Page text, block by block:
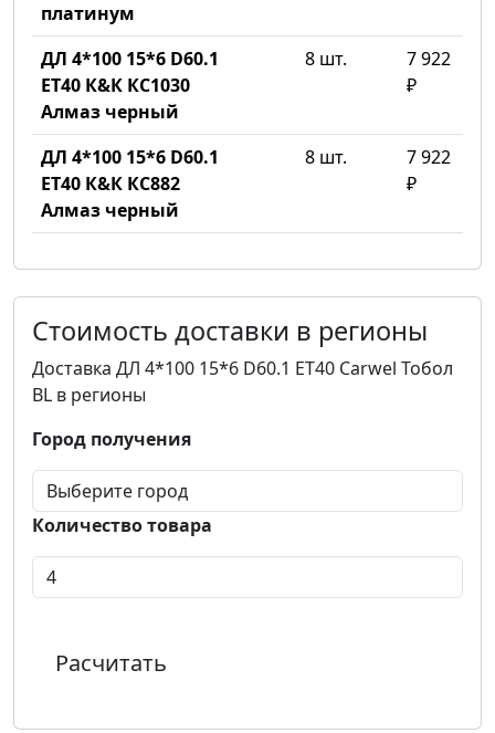
платинум
ДЛ 4*100 15*6 D60.1
ET40 К&К КС1030
Алмаз черный
8 шт.
7 922
₽
ДЛ 4*100 15*6 D60.1
ET40 К&К КС882
Алмаз черный
8 шт.
7 922
₽
Стоимость доставки в регионы
Доставка ДЛ 4*100 15*6 D60.1 ET40 Carwel Тобол
BL в регионы
Город получения
Количество товара
Расчитать